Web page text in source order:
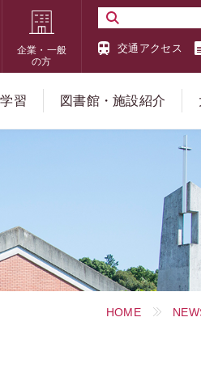
企業・一般
の方
交通アクセス
習 図書館・施設紹介
HOME